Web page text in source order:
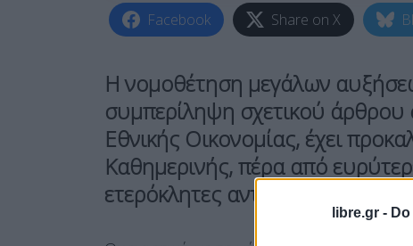
libre.gr -
Facebook Share on X
Η νομοθέτηση μεγάλων
συμπερίληψη σχετικού
Εθνικής Οικονομίας, έχει
Καθημερινής, πέρα από
ετερόκλητες αντιδράσεις στο